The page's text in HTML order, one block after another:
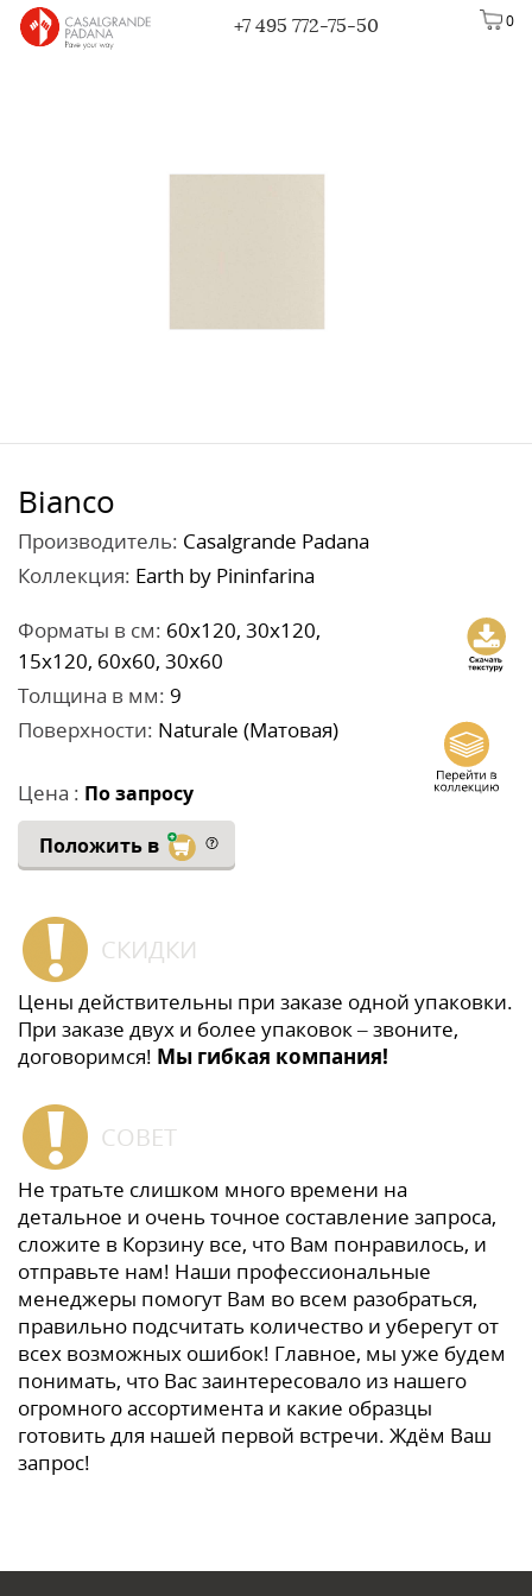
0
+7 495 772-75-50
Bianco
Производитель: Casalgrande Padana
Коллекция: Earth by Pininfarina
Форматы в см: 60x120, 30x120,
15x120, 60x60, 30x60
Толщина в мм: 9
Поверхности: Naturale (Матовая)
Цена : По запросу
Положить в
СКИДКИ
Цены действительны при заказе одной упаковки.
При заказе двух и более упаковок – звоните,
договоримся! Мы гибкая компания!
СОВЕТ
Не тратьте слишком много времени на
детальное и очень точное составление запроса,
сложите в Корзину все, что Вам понравилось, и
отправьте нам! Наши профессиональные
менеджеры помогут Вам во всем разобраться,
правильно подсчитать количество и уберегут от
всех возможных ошибок! Главное, мы уже будем
понимать, что Вас заинтересовало из нашего
огромного ассортимента и какие образцы
готовить для нашей первой встречи. Ждём Ваш
запрос!